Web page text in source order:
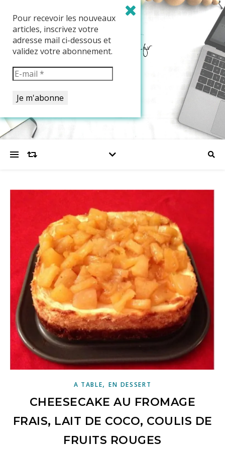
A TABLE,EN DESSERT
CHEESECAKE AU FROMAGE
FRAIS, LAIT DE COCO, COULIS DE
FRUITS ROUGES
Pour recevoir les nouveaux
articles, inscrivez votre
adresse mail ci-dessous et
validez votre abonnement.